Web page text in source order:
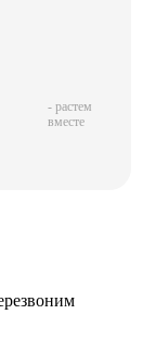
- растем
вместе